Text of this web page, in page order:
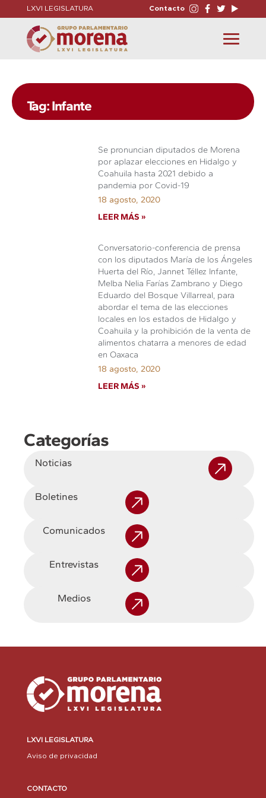
LXVI LEGISLATURA Contacto
Toggle
navigation
Tag: Infante
Se pronuncian diputados de Morena
por aplazar elecciones en Hidalgo y
Coahuila hasta 2021 debido a
pandemia por Covid-19
18 agosto, 2020
LEER MÁS »
Conversatorio-conferencia de prensa
con los diputados María de los Ángeles
Huerta del Río, Jannet Téllez Infante,
Melba Nelia Farías Zambrano y Diego
Eduardo del Bosque Villarreal, para
abordar el tema de las elecciones
locales en los estados de Hidalgo y
Coahuila y la prohibición de la venta de
alimentos chatarra a menores de edad
en Oaxaca
18 agosto, 2020
LEER MÁS »
Categorías
Noticias
Boletines
Comunicados
Entrevistas
Medios
LXVI LEGISLATURA
Aviso de privacidad
CONTACTO